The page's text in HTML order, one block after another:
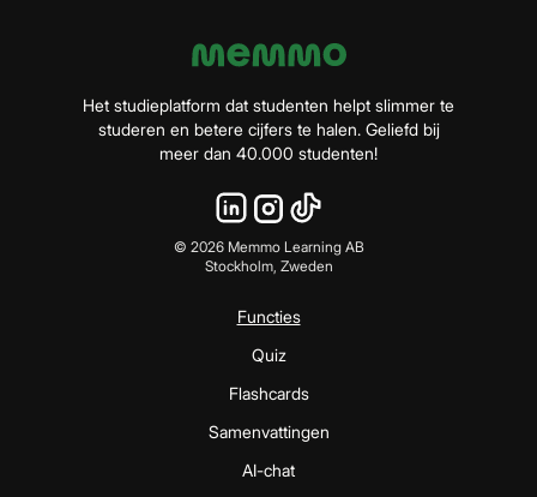
Het studieplatform dat studenten helpt slimmer te
studeren en betere cijfers te halen. Geliefd bij
meer dan 40.000 studenten!
© 2026Memmo Learning AB
Stockholm, Zweden
Functies
Quiz
Flashcards
Samenvattingen
AI-chat